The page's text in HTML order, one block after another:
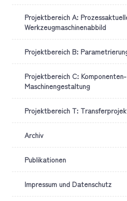
Projektbereich A:
Werkzeugmaschinenabbild
Projektbereich B:
Projektbereich C:
Maschinengestaltung
Projektbereich T:
Archiv
Publikationen
Impressum und Datenschutz